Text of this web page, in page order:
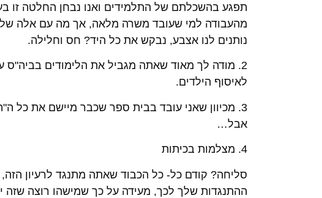
תפגע בהשכלתם של התלמידים ואנו נבחן החלטה
מהעבודה למי שעובד משרה מלאה, אך מה עם אלה שלא
נותנים לנו אצבע, נבקש את כל היד? חס וחלילה.
לאיסוף הילדים.
3. מכיוון שאני עובד בבית ספר שכבר מיישם את כל
אבל…
4. מצלמות בכיתות
סליחה? קודם כל- כל הכבוד שאתה מתנגד לרעיון הזה,
ההתנגדות שלך לכך, מעידה על כך שמישהו רוצה שזה